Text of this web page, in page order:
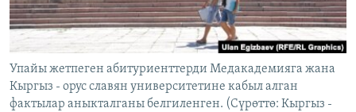
ЭЕ/АРнун бардык сайттары
Упайы жетпеген абитуриенттерди Медакадемияга жана
Кыргыз - орус славян университетине кабыл алган
фактылар аныкталганы белгиленген. (Сүрөттө: Кыргыз -